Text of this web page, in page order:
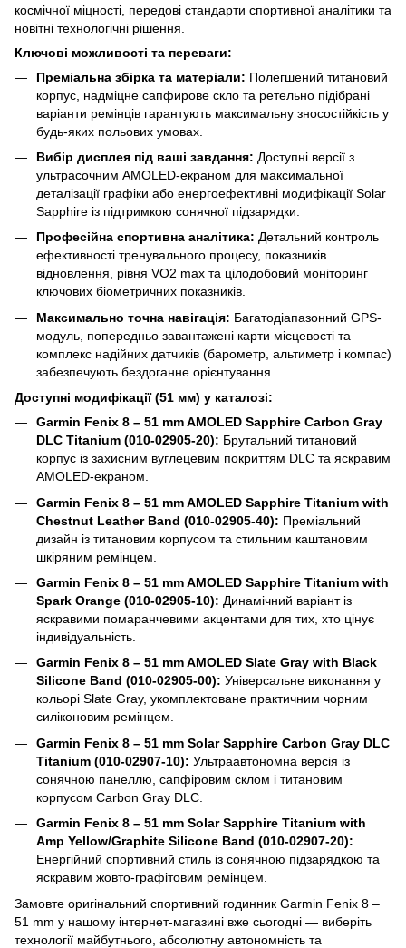
космічної міцності, передові стандарти спортивної аналітики та
новітні технологічні рішення.
Ключові можливості та переваги:
Преміальна збірка та матеріали: Полегшений титановий
корпус, надміцне сапфирове скло та ретельно підібрані
варіанти ремінців гарантують максимальну зносостійкість у
будь-яких польових умовах.
Вибір дисплея під ваші завдання: Доступні версії з
ультрасочним AMOLED-екраном для максимальної
деталізації графіки або енергоефективні модифікації Solar
Sapphire із підтримкою сонячної підзарядки.
Професійна спортивна аналітика: Детальний контроль
ефективності тренувального процесу, показників
відновлення, рівня VO2 max та цілодобовий моніторинг
ключових біометричних показників.
Максимально точна навігація: Багатодіапазонний GPS-
модуль, попередньо завантажені карти місцевості та
комплекс надійних датчиків (барометр, альтиметр і компас)
забезпечують бездоганне орієнтування.
Доступні модифікації (51 мм) у каталозі:
Garmin Fenix 8 – 51 mm AMOLED Sapphire Carbon Gray
DLC Titanium (010-02905-20): Брутальний титановий
корпус із захисним вуглецевим покриттям DLC та яскравим
AMOLED-екраном.
Garmin Fenix 8 – 51 mm AMOLED Sapphire Titanium with
Chestnut Leather Band (010-02905-40): Преміальний
дизайн із титановим корпусом та стильним каштановим
шкіряним ремінцем.
Garmin Fenix 8 – 51 mm AMOLED Sapphire Titanium with
Spark Orange (010-02905-10): Динамічний варіант із
яскравими помаранчевими акцентами для тих, хто цінує
індивідуальність.
Garmin Fenix 8 – 51 mm AMOLED Slate Gray with Black
Silicone Band (010-02905-00): Універсальне виконання у
кольорі Slate Gray, укомплектоване практичним чорним
силіконовим ремінцем.
Garmin Fenix 8 – 51 mm Solar Sapphire Carbon Gray DLC
Titanium (010-02907-10): Ультраавтономна версія із
сонячною панеллю, сапфіровим склом і титановим
корпусом Carbon Gray DLC.
Garmin Fenix 8 – 51 mm Solar Sapphire Titanium with
Amp Yellow/Graphite Silicone Band (010-02907-20):
Енергійний спортивний стиль із сонячною підзарядкою та
яскравим жовто-графітовим ремінцем.
Замовте оригінальний спортивний годинник Garmin Fenix 8 –
51 mm у нашому інтернет-магазині вже сьогодні — виберіть
технології майбутнього, абсолютну автономність та